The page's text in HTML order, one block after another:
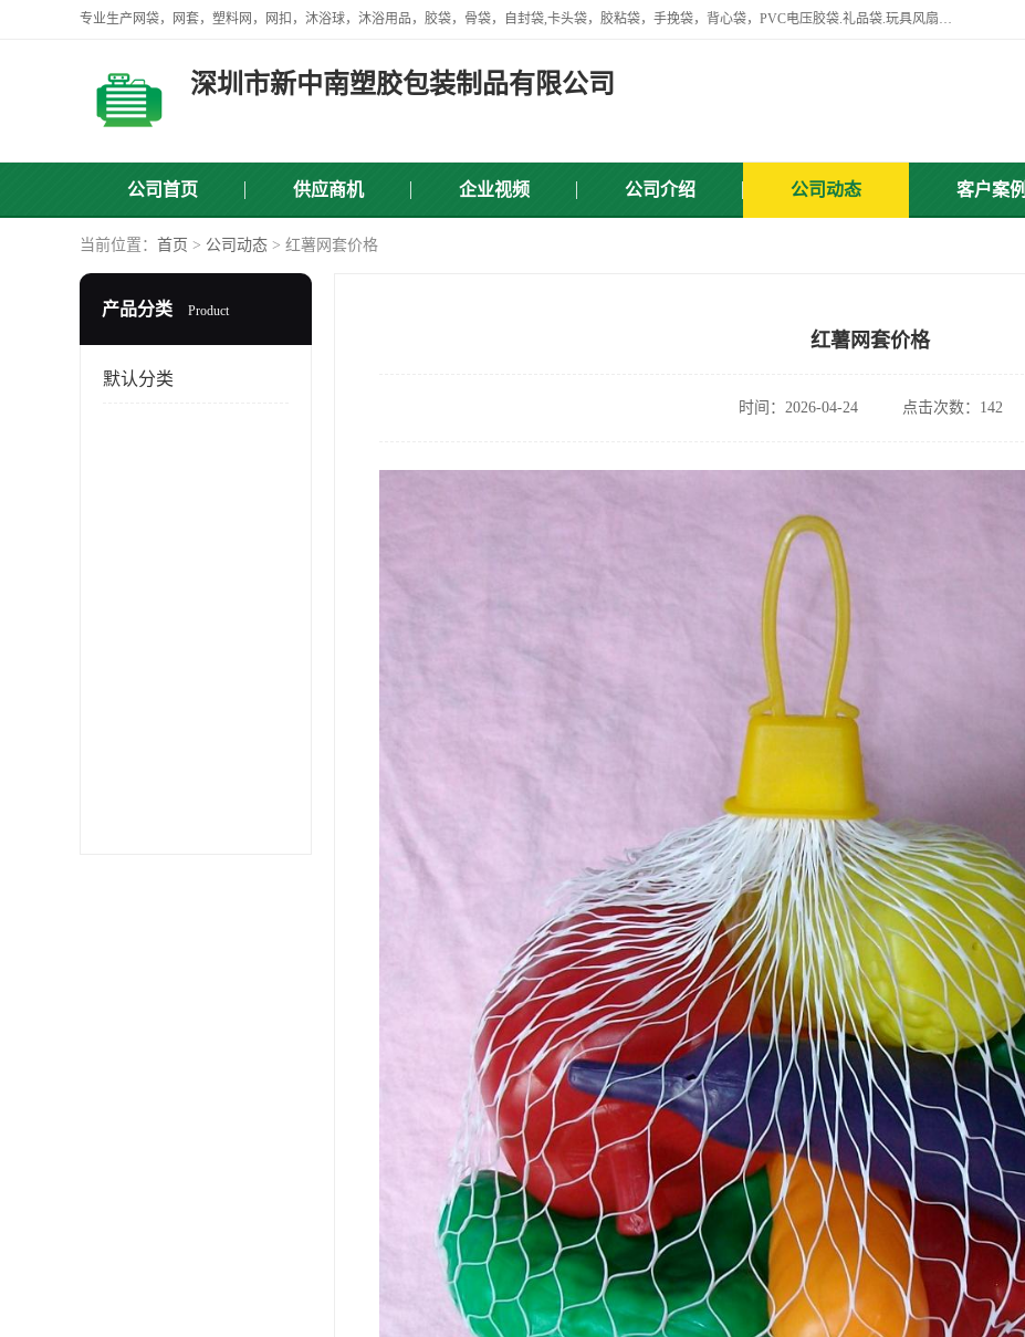
专业生产网袋，网套，塑料网，网扣，沐浴球，沐浴用品，胶袋，骨袋，自封袋,卡头袋，胶粘袋，手挽袋，背心袋，PVC电压胶袋.礼品袋.玩具风扇叶，屏蔽袋,等产品.
深圳市新中南塑胶包装制品有限公司
公司首页 供应商机 企业视频 公司介绍 公司动态 客户案例
当前位置： 首页 > 公司动态 > 红薯网套价格
产品分类 Product
默认分类
红薯网套价格
时间：2026-04-24 点击次数：142